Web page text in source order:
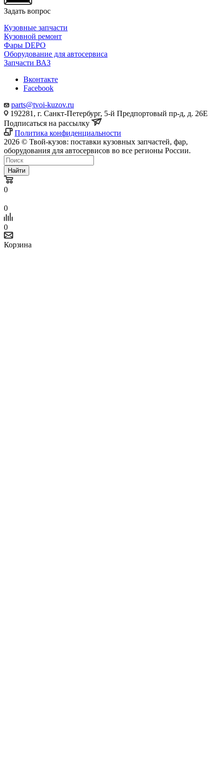
Задать вопрос
Кузовные запчасти
Кузовной ремонт
Фары DEPO
Оборудование для автосервиса
Запчасти ВАЗ
Вконтакте
Facebook
parts@tvoi-kuzov.ru
192281, г. Санкт-Петербург, 5-й Предпортовый пр-д, д. 26Е
Подписаться на рассылку
Политика конфиденциальности
2026 © Твой-кузов: поставки кузовных запчастей, фар,
оборудования для автосервисов во все регионы России.
Найти
0
0
0
Корзина